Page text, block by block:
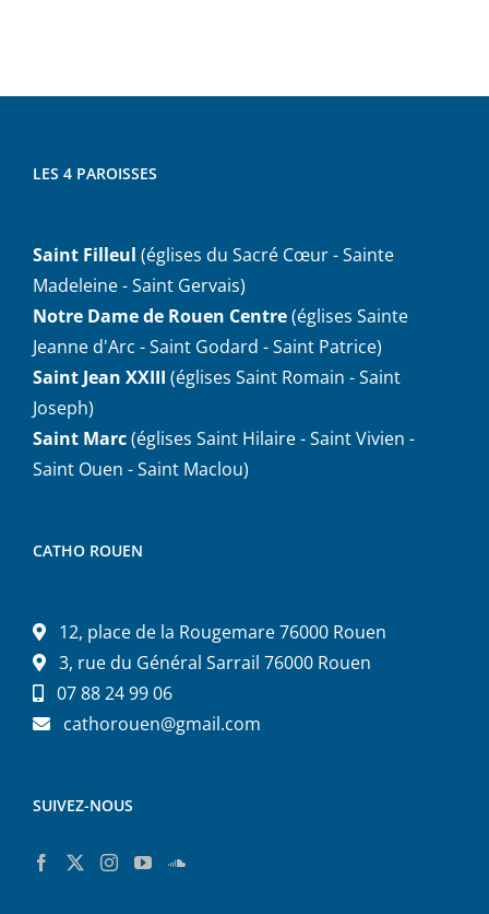
LES 4 PAROISSES
Saint Filleul (églises du Sacré Cœur - Sainte
Madeleine - Saint Gervais)
Notre Dame de Rouen Centre(églises Sainte
Jeanne d'Arc - Saint Godard - Saint Patrice)
Saint Jean XXIII (églises Saint Romain - Saint
Joseph)
Saint Marc(églises Saint Hilaire - Saint Vivien -
Saint Ouen - Saint Maclou)
CATHO ROUEN
12, place de la Rougemare 76000 Rouen
3, rue du Général Sarrail 76000 Rouen
07 88 24 99 06
cathorouen@gmail.com
SUIVEZ-NOUS